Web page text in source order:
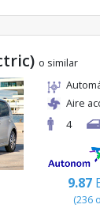
o similar
Aire
4
9.87
(236